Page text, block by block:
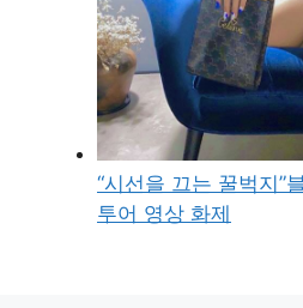
“시선을 끄는 꿀벅지”
투어 영상 화제